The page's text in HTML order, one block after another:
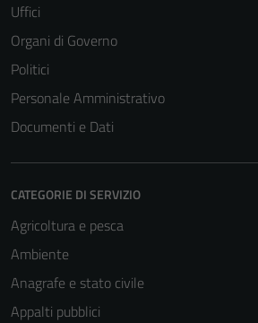
Uffici
Organi di Governo
Politici
Personale Amministrativo
Documenti e Dati
CATEGORIE DI SERVIZIO
Agricoltura e pesca
Ambiente
Anagrafe e stato civile
Appalti pubblici